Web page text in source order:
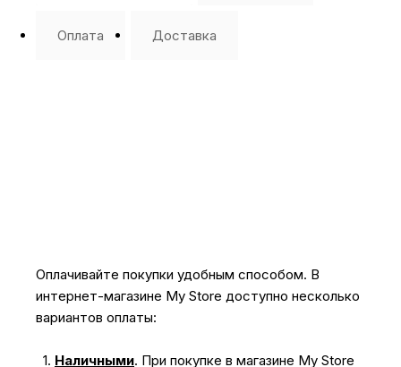
Оплата Доставка
Оплачивайте покупки удобным способом. В
интернет-магазине My Store доступно несколько
вариантов оплаты:
1. Наличными. При покупке в магазине My Store